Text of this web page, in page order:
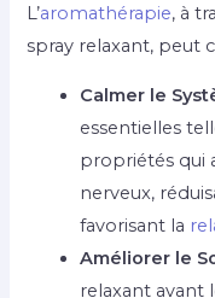
L’aromathérapie, à
spray relaxant, peut
Calmer le
essentielles
propriétés qui
nerveux,
favorisant la
Améliorer le
relaxant avant